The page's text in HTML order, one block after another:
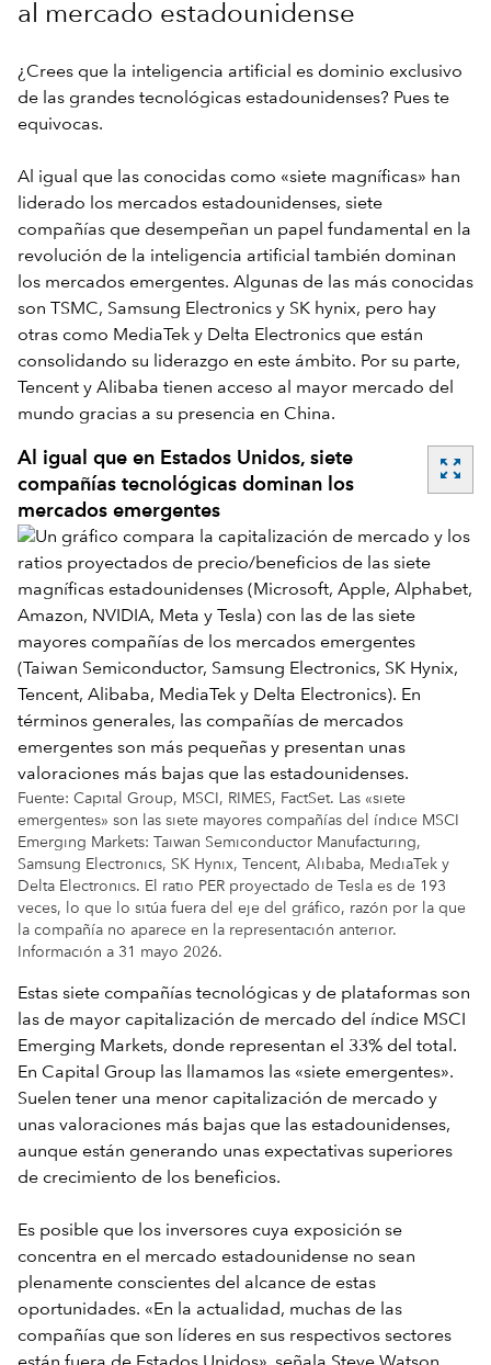
al mercado estadounidense
¿Crees que la inteligencia artificial es dominio exclusivo
de las grandes tecnológicas estadounidenses? Pues te
equivocas.
Al igual que las conocidas como «siete magníficas» han
liderado los mercados estadounidenses, siete
compañías que desempeñan un papel fundamental en la
revolución de la inteligencia artificial también dominan
los mercados emergentes. Algunas de las más conocidas
son TSMC, Samsung Electronics y SK hynix, pero hay
otras como MediaTek y Delta Electronics que están
consolidando su liderazgo en este ámbito. Por su parte,
Tencent y Alibaba tienen acceso al mayor mercado del
mundo gracias a su presencia en China.
Al igual que en Estados Unidos, siete
compañías tecnológicas dominan los
mercados emergentes
zoom_out_map
Fuente: Capital Group, MSCI, RIMES, FactSet. Las «siete
emergentes» son las siete mayores compañías del índice MSCI
Emerging Markets: Taiwan Semiconductor Manufacturing,
Samsung Electronics, SK Hynix, Tencent, Alibaba, MediaTek y
Delta Electronics. El ratio PER proyectado de Tesla es de 193
veces, lo que lo sitúa fuera del eje del gráfico, razón por la que
la compañía no aparece en la representación anterior.
Información a 31 mayo 2026.
Estas siete compañías tecnológicas y de plataformas son
las de mayor capitalización de mercado del índice MSCI
Emerging Markets, donde representan el 33% del total.
En Capital Group las llamamos las «siete emergentes».
Suelen tener una menor capitalización de mercado y
unas valoraciones más bajas que las estadounidenses,
aunque están generando unas expectativas superiores
de crecimiento de los beneficios.
Es posible que los inversores cuya exposición se
concentra en el mercado estadounidense no sean
plenamente conscientes del alcance de estas
oportunidades. «En la actualidad, muchas de las
compañías que son líderes en sus respectivos sectores